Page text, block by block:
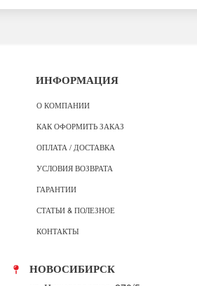
ИНФОРМАЦИЯ
О КОМПАНИИ
КАК ОФОРМИТЬ ЗАКАЗ
ОПЛАТА / ДОСТАВКА
УСЛОВИЯ ВОЗВРАТА
ГАРАНТИИ
СТАТЬИ & ПОЛЕЗНОЕ
КОНТАКТЫ
НОВОСИБИРСК